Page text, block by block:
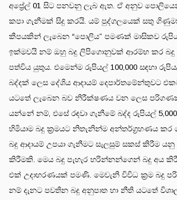
අප්‍රේල් 01 සිට පනවනු ලැබ ඇත. ඒ අනුව
කපා ගැනීමක් සිදු කරයි. යම් පුද්ගලයෙක් සතු
කීපයකින් ලැබෙන “පොලිය” පමණක් මාසිකව
ඉක්මවයි නම් ඔහු බදු ලිපිගොනුවක් ආරම්භ කර බදු
පත්විය යුතුය. එමෙන්ම රුපියල් 100,000 සඳහා
බද්දක් ලෙස දේශිය ආදායම් දෙපාර්තමේන්තුවට
යටතේ ලැබෙන බව නිරීක්ෂණය වන ලෙස
යන්නේ නම්, එසේ රඳවා ගැනීමේ බද්ද රුපියල්
හිමියාම බදු ක්‍රමයට නිතැනින්ම අන්තර්ග්‍රහණය
බදු ආදායම් උපයා ගැනීමට සැලසුම් සකස් කිරීම
කිරීමකි. මෙය බදු පැහැර හරින්නන්ගෙන් බදු අය
එක් උදාහරණයක් පමණි. මෙවැනි විවිධ ක්‍රම බදු
නම් දැනට පවතින බදු අනුපාත හා නීති යටතේ